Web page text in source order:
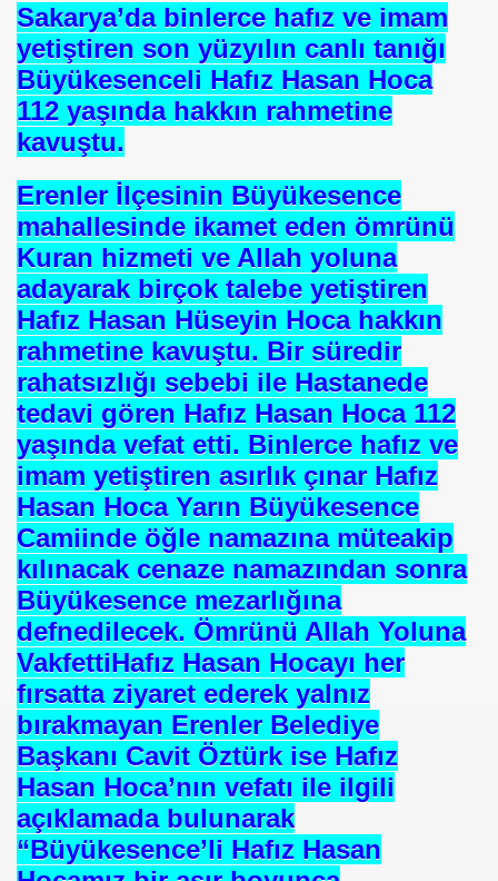
Sakarya’da binlerce hafız ve imam
yetiştiren son yüzyılın canlı tanığı
Büyükesenceli Hafız Hasan Hoca
112 yaşında hakkın rahmetine
kavuştu.
Erenler İlçesinin Büyükesence
mahallesinde ikamet eden ömrünü
Kuran hizmeti ve Allah yoluna
adayarak birçok talebe yetiştiren
Hafız Hasan Hüseyin Hoca hakkın
rahmetine kavuştu. Bir süredir
rahatsızlığı sebebi ile Hastanede
tedavi gören Hafız Hasan Hoca 112
yaşında vefat etti. Binlerce hafız ve
imam yetiştiren asırlık çınar Hafız
Hasan Hoca Yarın Büyükesence
Camiinde öğle namazına müteakip
kılınacak cenaze namazından sonra
Büyükesence mezarlığına
defnedilecek. Ömrünü Allah Yoluna
VakfettiHafız Hasan Hocayı her
fırsatta ziyaret ederek yalnız
bırakmayan Erenler Belediye
Başkanı Cavit Öztürk ise Hafız
Hasan Hoca’nın vefatı ile ilgili
açıklamada bulunarak
“Büyükesence’li Hafız Hasan